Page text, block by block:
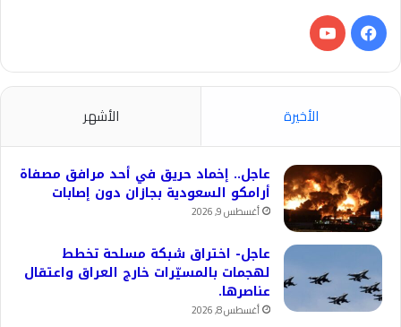
فيسبوك‫YouTube
الأخيرة الأشهر
عاجل.. إخماد حريق في أحد مرافق مصفاة
أرامكو السعودية بجازان دون إصابات
أغسطس 9, 2026
عاجل- اختراق شبكة مسلحة تخطط
لهجمات بالمسيّرات خارج العراق واعتقال
عناصرها.
أغسطس 8, 2026